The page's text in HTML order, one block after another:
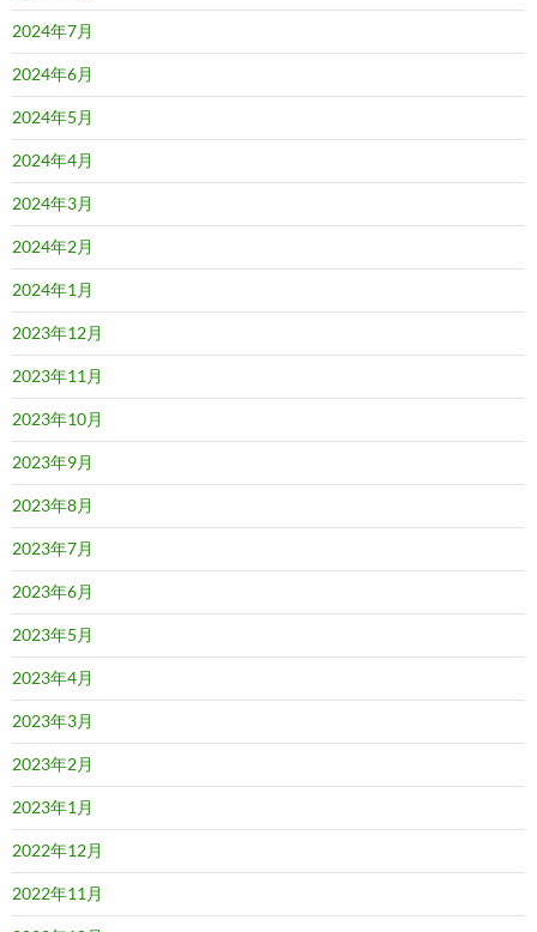
2024年7月
2024年6月
2024年5月
2024年4月
2024年3月
2024年2月
2024年1月
2023年12月
2023年11月
2023年10月
2023年9月
2023年8月
2023年7月
2023年6月
2023年5月
2023年4月
2023年3月
2023年2月
2023年1月
2022年12月
2022年11月